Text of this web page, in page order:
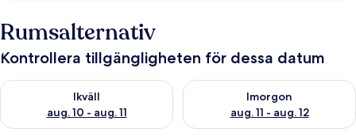
Rumsalternativ
Kontrollera tillgängligheten för dessa datum
Ikväll
aug. 10 - aug. 11
Kontrollera tillgängligheten för ikväll aug. 10 - aug. 11
Imorgon
aug. 11 - aug. 12
Kontrollera tillgängligheten